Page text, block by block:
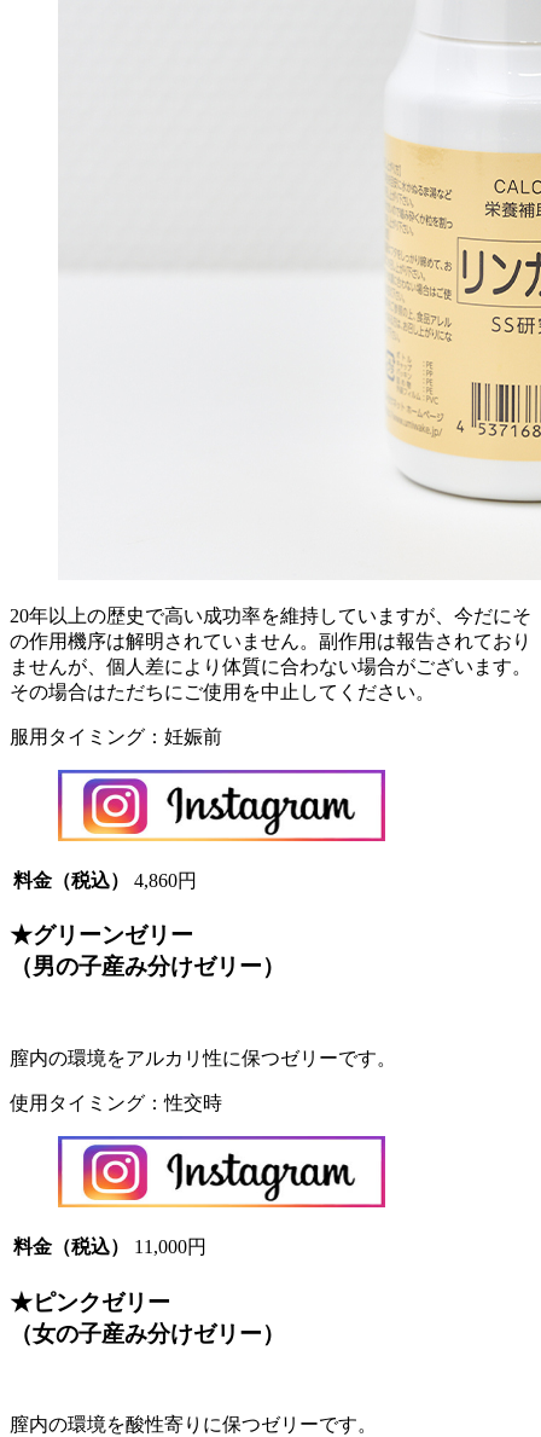
20年以上の歴史で高い成功率を維持していますが、今だにそ
の作用機序は解明されていません。副作用は報告されており
ませんが、個人差により体質に合わない場合がございます。
その場合はただちにご使用を中止してください。
服用タイミング：妊娠前
料金（税込） 4,860円
★グリーンゼリー
（男の子産み分けゼリー）
膣内の環境をアルカリ性に保つゼリーです。
使用タイミング：性交時
料金（税込） 11,000円
★ピンクゼリー
（女の子産み分けゼリー）
膣内の環境を酸性寄りに保つゼリーです。